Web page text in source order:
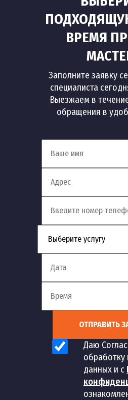
ВРЕМЯ
Заполните заявку
специалиста
Выезжаем в
обращения в
ОТПРАВИТЬ
Даю
обработку
данных и с